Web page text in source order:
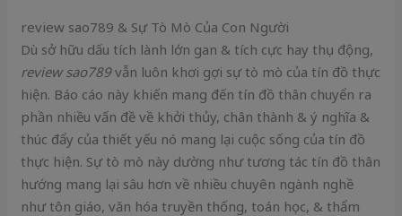
review sao789 & Sự Tò Mò Của Con Người
Dù sở hữu dấu tích lành lớn gan & tích cực hay thụ động,
review sao789vẫn luôn khơi gợi sự tò mò của tín đồ thực
hiện. Báo cáo này khiến mang đến tín đồ thân chuyển ra
phần nhiều vấn đề về khởi thủy, chân thành & ý nghĩa &
thúc đẩy của thiết yếu nó mang lại cuộc sống của tín đồ
thực hiện. Sự tò mò này dường như tương tác tín đồ thân
hướng mang lại sâu hơn về nhiều chuyên ngành nghề
như tôn giáo, văn hóa truyền thống, toán học, & thẩm